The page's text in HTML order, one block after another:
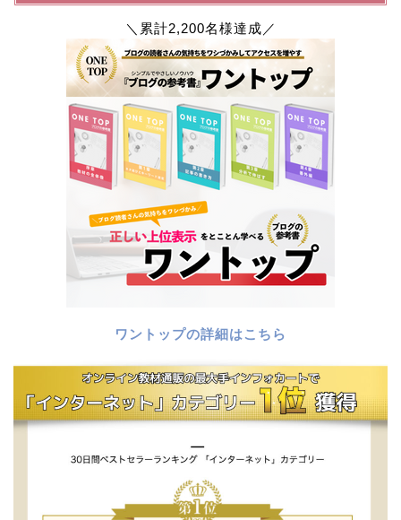
＼累計2,200名様達成／
ワントップの詳細はこちら